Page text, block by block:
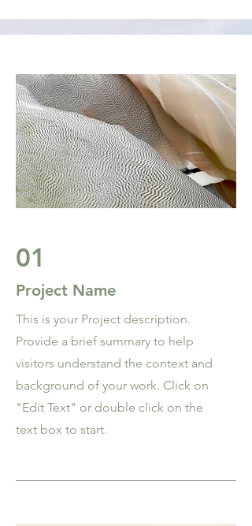
01
Project Name
This is your Project description.
Provide a brief summary to help
visitors understand the context and
background of your work. Click on
"Edit Text" or double click on the
text box to start.